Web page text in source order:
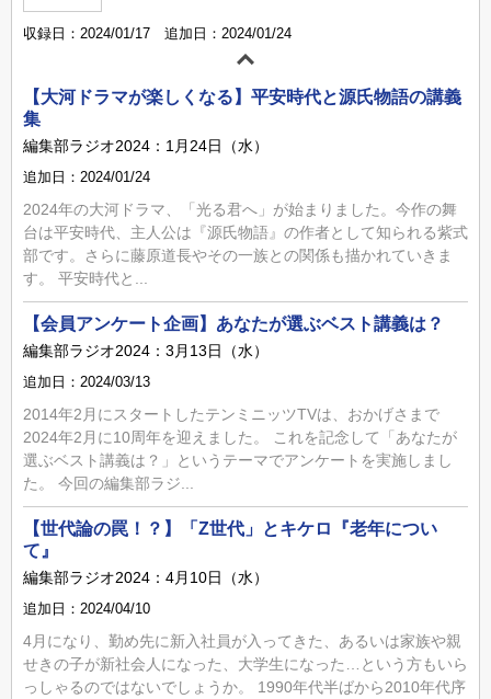
収録日：2024/01/17 追加日：2024/01/24
【大河ドラマが楽しくなる】平安時代と源氏物語の講義
集
編集部ラジオ2024：1月24日（水）
追加日：2024/01/24
2024年の大河ドラマ、「光る君へ」が始まりました。今作の舞
台は平安時代、主人公は『源氏物語』の作者として知られる紫式
部です。さらに藤原道長やその一族との関係も描かれていきま
す。 平安時代と...
【会員アンケート企画】あなたが選ぶベスト講義は？
編集部ラジオ2024：3月13日（水）
追加日：2024/03/13
2014年2月にスタートしたテンミニッツTVは、おかげさまで
2024年2月に10周年を迎えました。 これを記念して「あなたが
選ぶベスト講義は？」というテーマでアンケートを実施しまし
た。 今回の編集部ラジ...
【世代論の罠！？】「Z世代」とキケロ『老年につい
て』
編集部ラジオ2024：4月10日（水）
追加日：2024/04/10
4月になり、勤め先に新入社員が入ってきた、あるいは家族や親
せきの子が新社会人になった、大学生になった…という方もいら
っしゃるのではないでしょうか。 1990年代半ばから2010年代序